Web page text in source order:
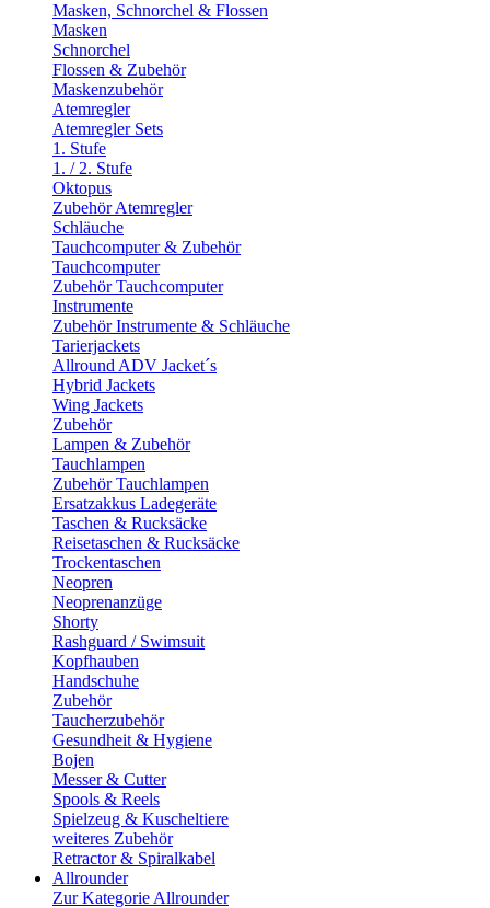
Masken, Schnorchel & Flossen
Masken
Schnorchel
Flossen & Zubehör
Maskenzubehör
Atemregler
Atemregler Sets
1. Stufe
1. / 2. Stufe
Oktopus
Zubehör Atemregler
Schläuche
Tauchcomputer & Zubehör
Tauchcomputer
Zubehör Tauchcomputer
Instrumente
Zubehör Instrumente & Schläuche
Tarierjackets
Allround ADV Jacket´s
Hybrid Jackets
Wing Jackets
Zubehör
Lampen & Zubehör
Tauchlampen
Zubehör Tauchlampen
Ersatzakkus Ladegeräte
Taschen & Rucksäcke
Reisetaschen & Rucksäcke
Trockentaschen
Neopren
Neoprenanzüge
Shorty
Rashguard / Swimsuit
Kopfhauben
Handschuhe
Zubehör
Taucherzubehör
Gesundheit & Hygiene
Bojen
Messer & Cutter
Spools & Reels
Spielzeug & Kuscheltiere
weiteres Zubehör
Retractor & Spiralkabel
Allrounder
Zur Kategorie Allrounder